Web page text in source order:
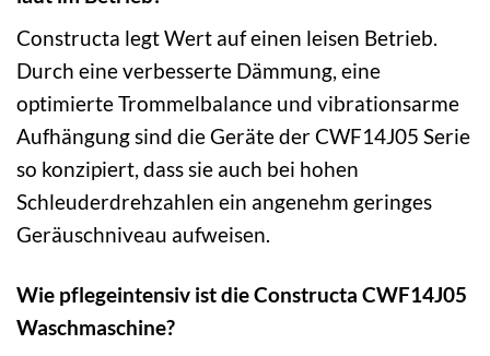
Constructa legt Wert auf einen leisen Betrieb.
Durch eine verbesserte Dämmung, eine
optimierte Trommelbalance und vibrationsarme
Aufhängung sind die Geräte der CWF14J05 Serie
so konzipiert, dass sie auch bei hohen
Schleuderdrehzahlen ein angenehm geringes
Geräuschniveau aufweisen.
Wie pflegeintensiv ist die Constructa CWF14J05
Waschmaschine?